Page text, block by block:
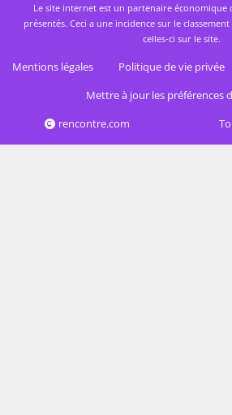
Le site internet est un partenaire économique
présentés. Ceci a une incidence sur le
celles-ci sur le site.
Mentions légales Politique de vie privée
Mettre à jour les préférences
rencontre.com